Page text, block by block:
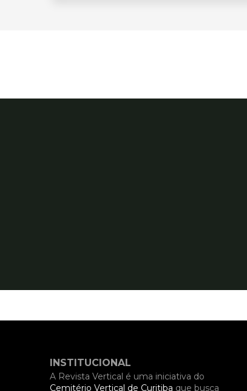
INSTITUCIONAL
A Revista Vertical é uma iniciativa do
Cemitério Vertical de Curitiba que busca